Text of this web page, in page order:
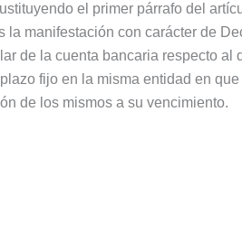
el primer párrafo del
la manifestación con carácter de
de la cuenta bancaria respecto al
fijo en la misma entidad en
de los mismos a su vencimiento.